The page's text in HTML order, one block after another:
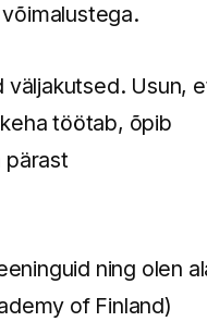
väljakutsed. Usun,
töötab, õpib
pärast
ning olen
of Finland)